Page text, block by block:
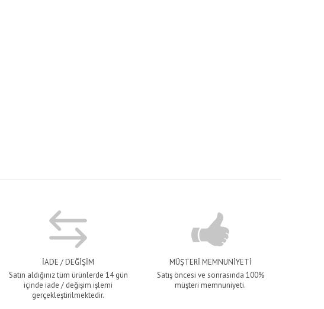
İADE / DEĞİŞİM
Satın aldığınız tüm ürünlerde 14 gün
içinde iade / değişim işlemi
gerçekleştirilmektedir.
MÜŞTERİ MEMNUNİYETİ
Satış öncesi ve sonrasında 100%
müşteri memnuniyeti.